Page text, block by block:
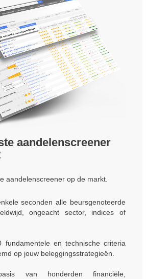
aandelenscreener
aandelenscreener op de markt.
seconden alle beursgenoteerde
ongeacht sector, indices of
fundamentele en technische criteria
op jouw beleggingsstrategieën.
van honderden financiële,